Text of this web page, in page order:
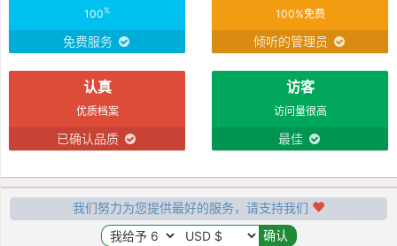
100%
免费服务
100%免费
倾听的管理员
认真
优质档案
已确认品质
访客
访问量很高
最佳
我们努力为您提供最好的服务，请支持我们